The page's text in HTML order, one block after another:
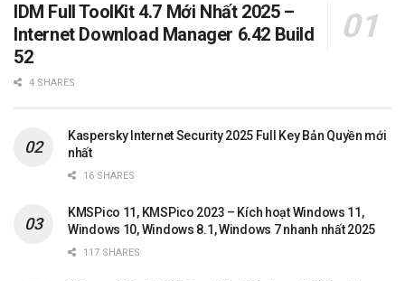
IDM Full ToolKit 4.7 Mới Nhất 2025 –
Internet Download Manager 6.42 Build
52
4 SHARES
Kaspersky Internet Security 2025 Full Key Bản Quyền mới
nhất
16 SHARES
KMSPico 11, KMSPico 2023 – Kích hoạt Windows 11,
Windows 10, Windows 8.1, Windows 7 nhanh nhất 2025
117 SHARES